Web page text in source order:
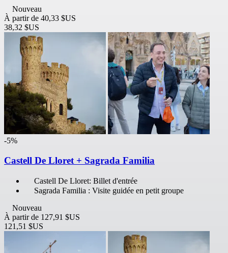
Nouveau
À partir de 40,33 $US
38,32 $US
-5%
Castell De Lloret + Sagrada Familia
Castell De Lloret: Billet d'entrée
Sagrada Familia : Visite guidée en petit groupe
Nouveau
À partir de 127,91 $US
121,51 $US